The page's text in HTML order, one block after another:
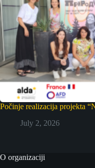
Počinje realizacija projekta
July 2, 2026
O organizaciji